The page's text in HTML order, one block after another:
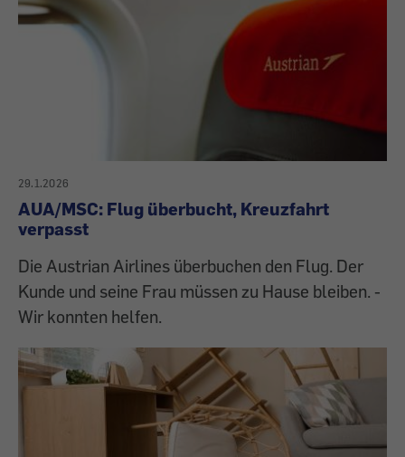
29.1.2026
AUA/MSC: Flug überbucht, Kreuzfahrt
verpasst
Die Austrian Airlines überbuchen den Flug. Der
Kunde und seine Frau müssen zu Hause bleiben. -
Wir konnten helfen.